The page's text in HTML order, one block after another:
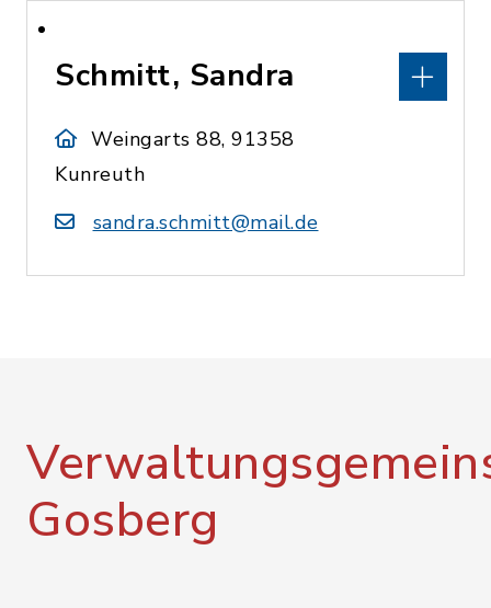
Schmitt, Sandra
Weingarts 88, 91358
Kunreuth
sandra.schmitt@mail.de
Gosberg